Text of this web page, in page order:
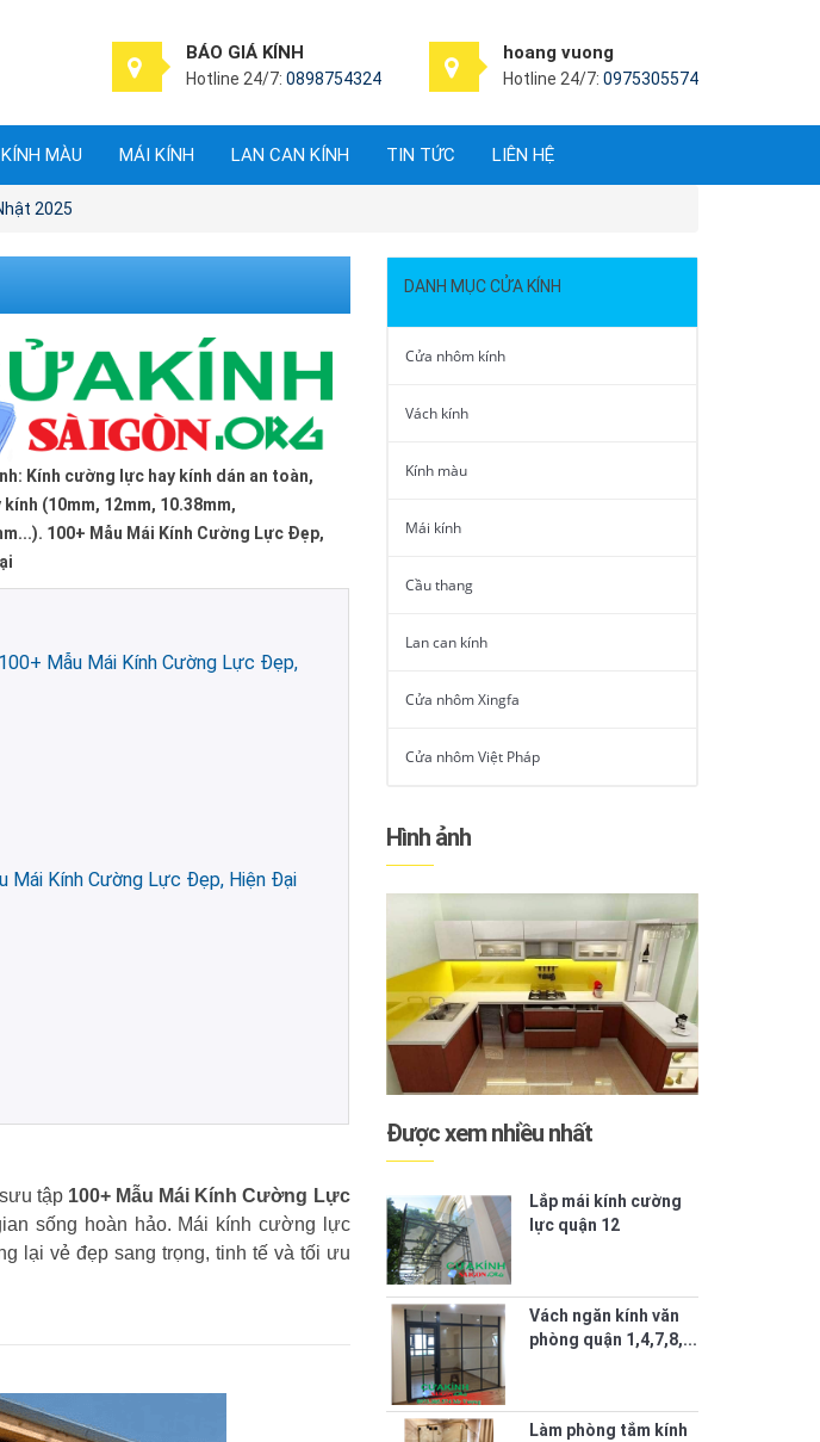
BÁO GIÁ KÍNH
Hotline 24/7: 0898754324
hoang vuong
Hotline 24/7: 0975305574
KÍNH MÀU MÁI KÍNH LAN CAN KÍNH TIN TỨC LIÊN HỆ
2025
Kính cường lực hay kính dán an toàn,
(10mm, 12mm, 10.38mm,
100+ Mẫu Mái Kính Cường Lực Đẹp,
Mẫu Mái Kính Cường Lực Đẹp,
Mái Kính Cường Lực Đẹp, Hiện Đại
tập 100+ Mẫu Mái Kính Cường Lực
sống hoàn hảo. Mái kính cường lực
lại vẻ đẹp sang trọng, tinh tế và tối ưu
DANH MỤC CỬA KÍNH
Cửa nhôm kính
Vách kính
Kính màu
Mái kính
Cầu thang
Lan can kính
Cửa nhôm Xingfa
Cửa nhôm Việt Pháp
Hình ảnh
Được xem nhiều nhất
Lắp mái kính cường
lực quận 12
Vách ngăn kính văn
phòng quận 1,4,7,8,...
Làm phòng tắm kính